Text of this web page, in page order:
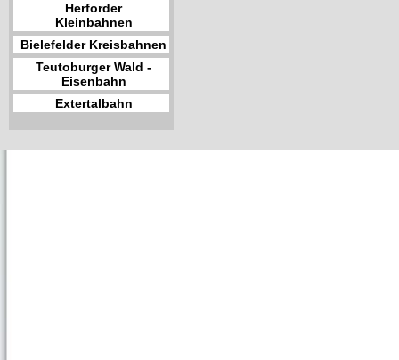
Herforder
Kleinbahnen
Bielefelder Kreisbahnen
Teutoburger Wald -
Eisenbahn
Extertalbahn